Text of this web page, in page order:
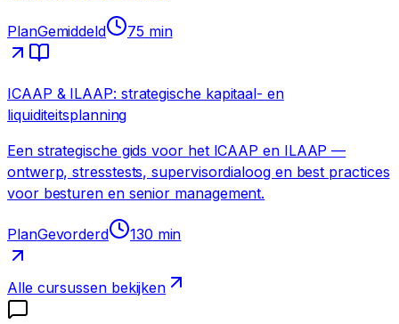
PlanGemiddeld 75 min
ICAAP & ILAAP: strategische kapitaal- en
liquiditeitsplanning
Een strategische gids voor het ICAAP en ILAAP —
ontwerp, stresstests, supervisordialoog en best practices
voor besturen en senior management.
PlanGevorderd 130 min
Alle cursussen bekijken